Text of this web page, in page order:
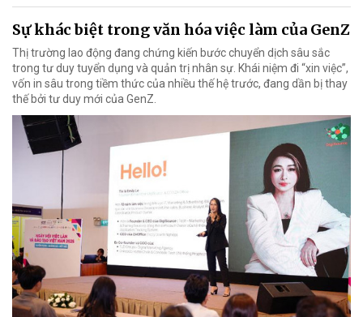
Sự khác biệt trong văn hóa việc làm của GenZ
Thị trường lao động đang chứng kiến bước chuyển dịch sâu sắc
trong tư duy tuyển dụng và quản trị nhân sự. Khái niệm đi “xin việc”,
vốn in sâu trong tiềm thức của nhiều thế hệ trước, đang dần bị thay
thế bởi tư duy mới của GenZ.